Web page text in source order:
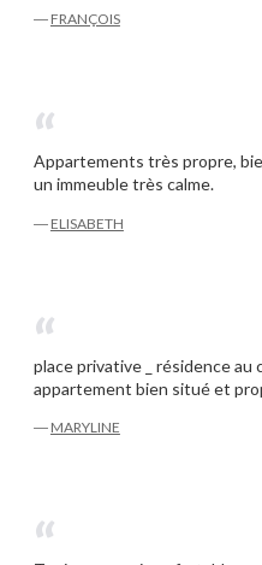
― FRANÇOIS
Appartements très propre,
un immeuble très calme.
― ELISABETH
place privative _ résidence au
appartement bien situé et
― MARYLINE